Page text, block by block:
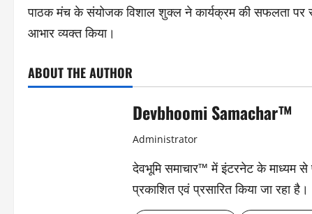
पाठक मंच के संयोजक विशाल शुक्ल ने कार्यक्रम की सफलता पर
आभार व्यक्त किया।
ABOUT THE AUTHOR
Devbhoomi Samachar™
Administrator
देवभूमि समाचार™ में इंटरनेट के
प्रकाशित एवं प्रसारित किया जा रहा है।